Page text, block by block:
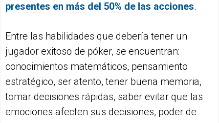
presentes en más del 50% de las acciones.
Entre las habilidades que debería tener un
jugador exitoso de póker, se encuentran:
conocimientos matemáticos, pensamiento
estratégico, ser atento, tener buena memoria,
tomar decisiones rápidas, saber evitar que las
emociones afecten sus decisiones, poder de